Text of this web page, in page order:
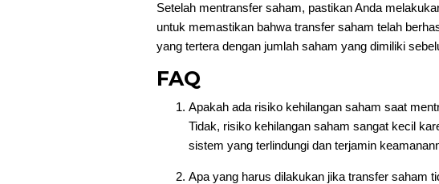
Setelah mentransfer saham, pastikan Anda
untuk memastikan bahwa transfer saham telah
yang tertera dengan jumlah saham yang dimiliki
FAQ
Apakah ada risiko kehilangan saham saat
Tidak, risiko kehilangan saham sangat kecil
sistem yang terlindungi dan terjamin
Apa yang harus dilakukan jika transfer saham